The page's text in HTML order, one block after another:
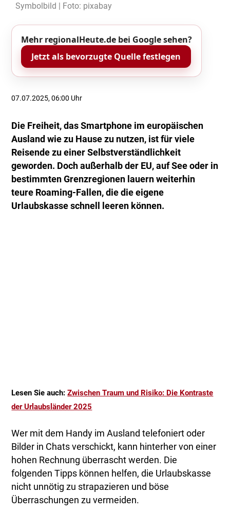
Symbolbild | Foto: pixabay
Mehr regionalHeute.de bei Google sehen?
Jetzt als bevorzugte Quelle festlegen
07.07.2025, 06:00 Uhr
Die Freiheit, das Smartphone im europäischen
Ausland wie zu Hause zu nutzen, ist für viele
Reisende zu einer Selbstverständlichkeit
geworden. Doch außerhalb der EU, auf See oder in
bestimmten Grenzregionen lauern weiterhin
teure Roaming-Fallen, die die eigene
Urlaubskasse schnell leeren können.
Lesen Sie auch:Zwischen Traum und Risiko: Die Kontraste
der Urlaubsländer 2025
Wer mit dem Handy im Ausland telefoniert oder
Bilder in Chats verschickt, kann hinterher von einer
hohen Rechnung überrascht werden. Die
folgenden Tipps können helfen, die Urlaubskasse
nicht unnötig zu strapazieren und böse
Überraschungen zu vermeiden.